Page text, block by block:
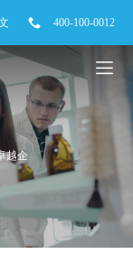
400-100-0012
越企